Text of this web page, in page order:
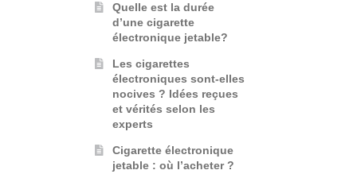
Quelle est la durée
d’une cigarette
électronique jetable?
Les cigarettes
électroniques sont-elles
nocives ? Idées reçues
et vérités selon les
experts
Cigarette électronique
jetable : où l’acheter ?